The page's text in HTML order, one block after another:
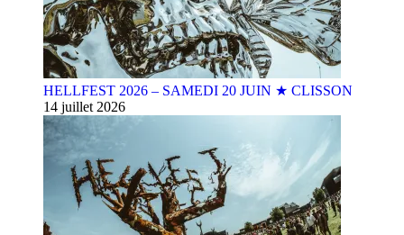
HELLFEST 2026 – SAMEDI 20 JUIN ★ CLISSON
14 juillet 2026